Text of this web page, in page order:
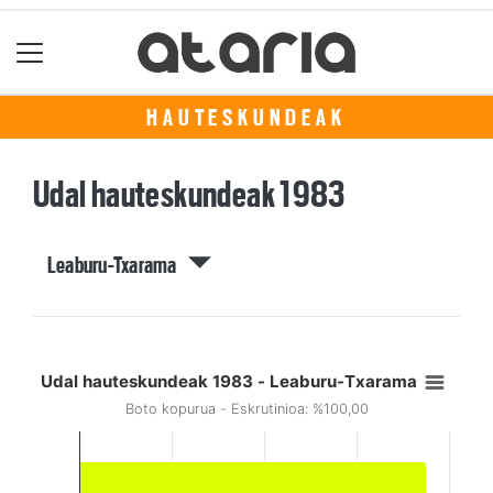
HAUTESKUNDEAK
Udal hauteskundeak 1983
Leaburu-Txarama
Udal hauteskundeak 1983 - Leaburu-Txarama
Boto kopurua - Eskrutinioa: %100,00